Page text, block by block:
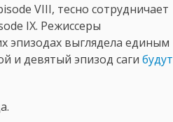
VIII, тесно сотрудничает
IX. Режиссеры
эпизодах выглядела единым
и девятый эпизод саги будут